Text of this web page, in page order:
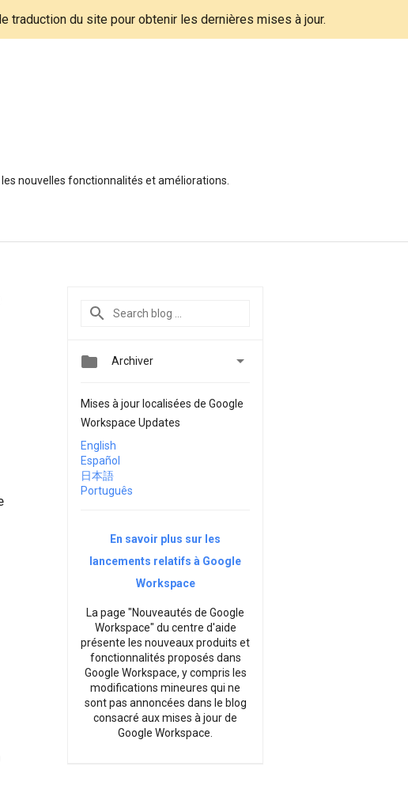
traduction du site pour obtenir les dernières mises à jour.
nouvelles fonctionnalités et améliorations.
 Archiver 
Mises à jour localisées de Google
Workspace Updates
English
Español
日本語
Português
En savoir plus sur les
lancements relatifs à Google
Workspace
La page "Nouveautés de Google
Workspace" du centre d'aide
présente les nouveaux produits et
fonctionnalités proposés dans
Google Workspace, y compris les
modifications mineures qui ne
sont pas annoncées dans le blog
consacré aux mises à jour de
Google Workspace.